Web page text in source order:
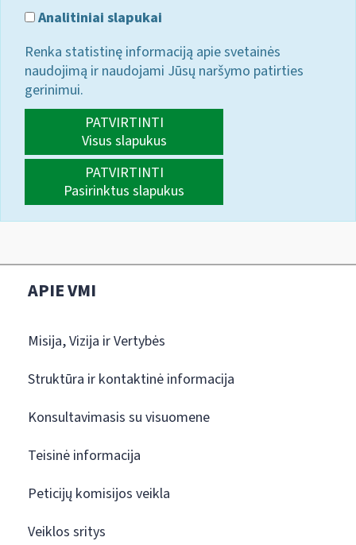
Analitiniai slapukai
Renka statistinę informaciją apie svetainės
naudojimą ir naudojami Jūsų naršymo patirties
gerinimui.
PATVIRTINTI
Visus slapukus
PATVIRTINTI
Pasirinktus slapukus
APIE VMI
Misija, Vizija ir Vertybės
Struktūra ir kontaktinė informacija
Konsultavimasis su visuomene
Teisinė informacija
Peticijų komisijos veikla
Veiklos sritys